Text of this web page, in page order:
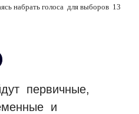
набрать голоса для выборов 13
первичные,
и